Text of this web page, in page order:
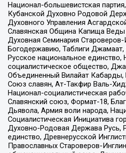
Национал-большевистская
Кубанской Духовно Родовой
Духовного Управления
Славянская Община Капища
Духовная Семинария
Богодержавию, Таблиги Джамаат,
Русское национальное единство,
социалистическое общество,
Объединенный Вилайат Кабарды,
Союз славян, Ат-Такфир Валь-
Национал-социалистическая
Славянский союз, Формат-18,
Дьявола, Армия воли народа,
Социалистическая Инициатива
Духовно-Родовая Держава Русь,
единство, Древнерусской
Православных Староверов-